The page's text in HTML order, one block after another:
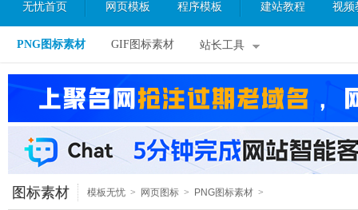
无忧首页 网页模板 程序模板 建站教程 视频
PNG图标素材 GIF图标素材 站长工具
图标素材 模板无忧 > 网页图标 > PNG图标素材 >